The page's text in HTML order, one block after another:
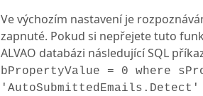
Ve výchozím nastavení je
zapnuté. Pokud si nepřejete tuto
ALVAO databázi následující SQL
bPropertyValue = 0 where
'AutoSubmittedEmails.Detect'